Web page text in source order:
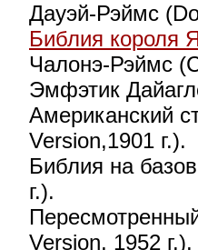
Дауэй-Рэймс
Библия короля
Чалонэ-Рэймс
Эмфэтик
Американский
Version,1901 г.).
Библия на
г.).
Version, 1952 г.).